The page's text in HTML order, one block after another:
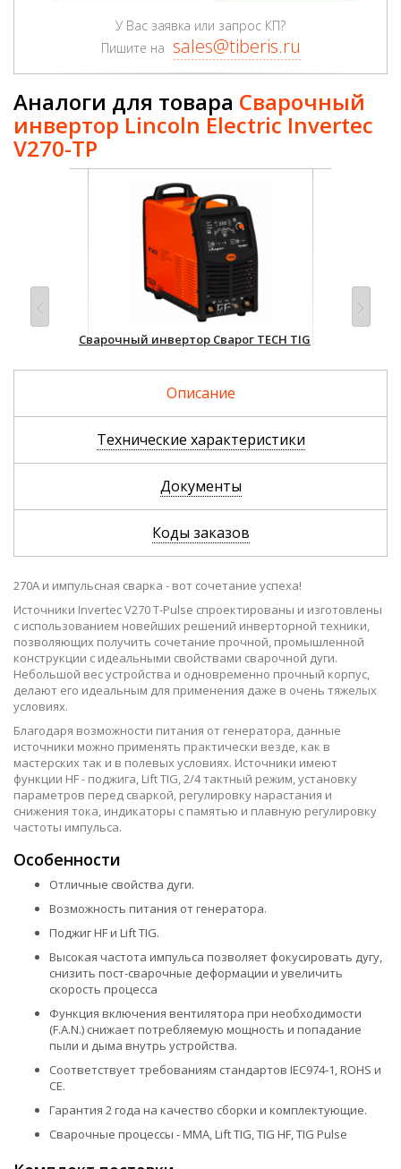
У Вас заявка или запрос КП?
Пишите на sales@tiberis.ru
Аналоги для товара Сварочный
инвертор Lincoln Electric Invertec
V270-TP
Сварочный инвертор Сварог TECH TIG
Описание
Технические характеристики
Документы
Коды заказов
270А и импульсная сварка - вот сочетание успеха!
Источники Invertec V270 T-Pulse спроектированы и изготовлены
с использованием новейших решений инверторной техники,
позволяющих получить сочетание прочной, промышленной
конструкции с идеальными свойствами сварочной дуги.
Небольшой вес устройства и одновременно прочный корпус,
делают его идеальным для применения даже в очень тяжелых
условиях.
Благодаря возможности питания от генератора, данные
источники можно применять практически везде, как в
мастерских так и в полевых условиях. Источники имеют
функции HF - поджига, Lift TIG, 2/4 тактный режим, установку
параметров перед сваркой, регулировку нарастания и
снижения тока, индикаторы с памятью и плавную регулировку
частоты импульса.
Особенности
Отличные свойства дуги.
Возможность питания от генератора.
Поджиг HF и Lift TIG.
Высокая частота импульса позволяет фокусировать дугу,
снизить пост-сварочные деформации и увеличить
скорость процесса
Функция включения вентилятора при необходимости
(F.A.N.) снижает потребляемую мощность и попадание
пыли и дыма внутрь устройства.
Cоответствует требованиям стандартов IEC974-1, ROHS и
СЕ.
Гарантия 2 года на качество сборки и комплектующие.
Сварочные процессы - MMA, Lift TIG, TIG HF, TIG Pulse